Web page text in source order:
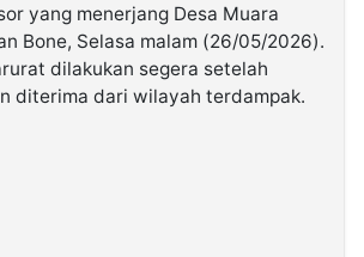
yang menerjang Desa Muara
Bone, Selasa malam (26/05/2026).
dilakukan segera setelah
diterima dari wilayah terdampak.